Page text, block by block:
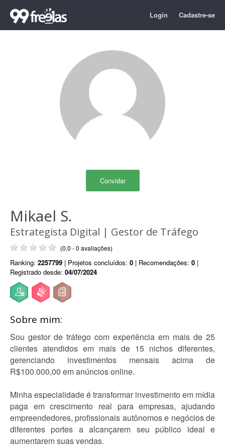
Login Cadastre-se
Convidar
Mikael S.
Estrategista Digital | Gestor de Tráfego
(0.0 - 0 avaliações)
Ranking: 2257799 | Projetos concluídos: 0 | Recomendações: 0 |
Registrado desde: 04/07/2024
Sobre mim:
Sou gestor de tráfego com experiência em mais de 25
clientes atendidos em mais de 15 nichos diferentes,
gerenciando investimentos mensais acima de
R$100.000,00 em anúncios online.
Minha especialidade é transformar investimento em mídia
paga em crescimento real para empresas, ajudando
empreendedores, profissionais autônomos e negócios de
diferentes portes a alcançarem seu público ideal e
aumentarem suas vendas.